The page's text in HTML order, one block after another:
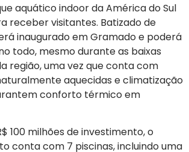
aquático indoor da América do Sul
receber visitantes. Batizado de
inaugurado em Gramado e poderá
todo, mesmo durante as baixas
região, uma vez que conta com
aquecidas e climatização
conforto térmico em
100 milhões de investimento, o
conta com 7 piscinas, incluindo uma